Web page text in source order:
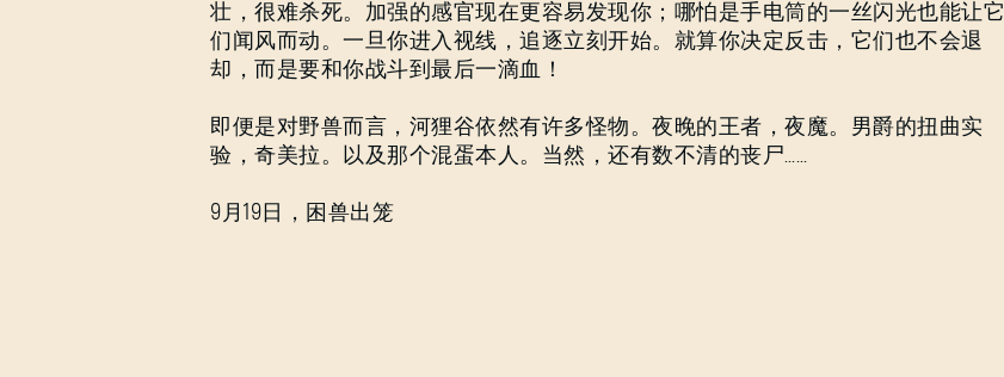
壮，很难杀死。加强的感官现在更容易发现你；哪怕是手电筒的一丝闪光也能让它
们闻风而动。一旦你进入视线，追逐立刻开始。就算你决定反击，它们也不会退
却，而是要和你战斗到最后一滴血！
即便是对野兽而言，河狸谷依然有许多怪物。夜晚的王者，夜魔。男爵的扭曲实
验，奇美拉。以及那个混蛋本人。当然，还有数不清的丧尸……
9月19日，困兽出笼